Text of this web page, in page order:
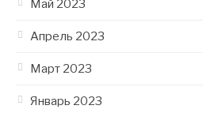
Май 2023
Апрель 2023
Март 2023
Январь 2023